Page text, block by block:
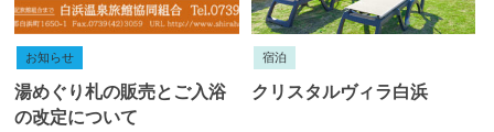
お知らせ
湯めぐり札の販売とご入浴
の改定について
宿泊
クリスタルヴィラ白浜